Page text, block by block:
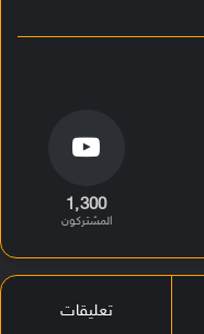
1٬300
المشتركون
تعليقات